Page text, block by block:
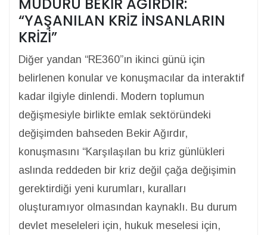
“YAŞANILAN KRİZ İNSANLARIN
KRİZİ”
Diğer yandan “RE360”ın ikinci günü için
belirlenen konular ve konuşmacılar da interaktif
kadar ilgiyle dinlendi. Modern toplumun
değişmesiyle birlikte emlak sektöründeki
değişimden bahseden Bekir Ağırdır,
konuşmasını “Karşılaşılan bu kriz günlükleri
aslında reddeden bir kriz değil çağa değişimin
gerektirdiği yeni kurumları, kuralları
oluşturamıyor olmasından kaynaklı. Bu durum
devlet meseleleri için, hukuk meselesi için,